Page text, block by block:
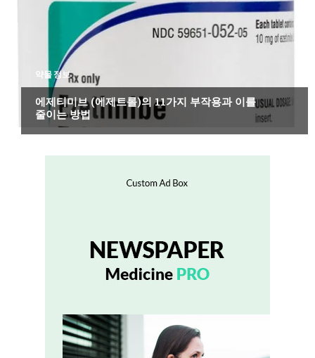
약물 정보
에제티미브 (에제트롤)의 11가지 부작용과 이를
줄이는 방법